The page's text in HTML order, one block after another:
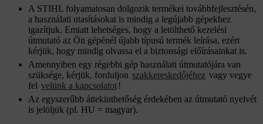
A STIHL folyamatosan dolgozik termékei továbbfejlesztésén,
a használati utasításokat is mindig a legújabb gépekhez
igazítjuk. Emiatt lehetséges, hogy a letölthető kezelési
útmutató az Ön gépénél újabb típusú termék leírása, ezért
kérjük, hogy mindig olvassa el a biztonsági előírásainkat is.
Amennyiben egy régebbi gép használati útmutatójára van
szüksége, kérjük, forduljon szakkereskedőjéhez vagy vegye
fel velünk a kapcsolatot !
Az egyszerűbb áttekinthetőség érdekében az útmutató nyelvét
is jelöljük (pl. HU = magyar).